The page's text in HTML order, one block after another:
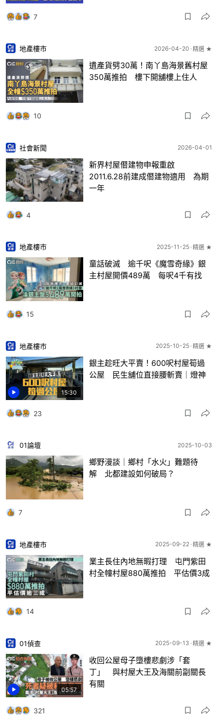
7
地產樓市 2026-04-20 精選 ★
遺產貨劈30萬！南丫島海景舊村屋
350萬推拍 樓下開舖樓上住人
10
社會新聞 2026-04-01
新界村屋僭建物申報重啟
2011.6.28前建成僭建物適用 為期
一年
4
地產樓市 2025-11-25 精選 ★
童話破滅 逾千呎《魔雪奇緣》銀
主村屋開價489萬 每呎4千有找
15
15:30
地產樓市 2025-10-25 精選 ★
銀主趁旺大平賣！600呎村屋筍過
公屋 民生舖位直接腰斬賣｜燈神
23
01論壇 2025-10-03
鄉野漫談｜鄉村「水火」難題待
解 北都建設如何破局？
7
地產樓市 2025-09-22 精選 ★
業主長住內地無暇打理 屯門紫田
村全幢村屋880萬推拍 平估價3成
14
05:57
01偵查 2025-09-13 精選 ★
收回公屋母子墮樓悲劇涉「套
丁」 與村屋大王及海關前副關長
有關
321